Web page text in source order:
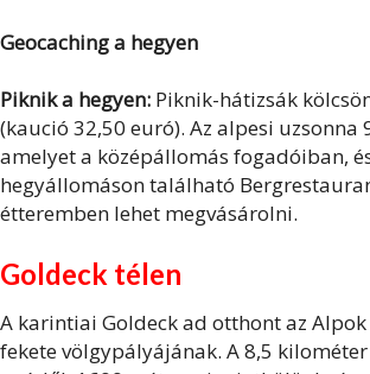
Geocaching a hegyen
Piknik a hegyen: Piknik-hátizsák
(kaució 32,50 euró). Az alpesi uzsonna
amelyet a középállomás fogadóiban,
hegyállomáson található
étteremben lehet megvásárolni.
Goldeck télen
A karintiai Goldeck ad otthont az
fekete völgypályájának. A 8,5